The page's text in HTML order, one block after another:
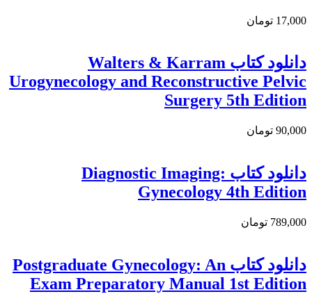
17,000 تومان
دانلود کتاب Walters & Karram
Urogynecology and Reconstructive Pelvic
Surgery 5th Edition
90,000 تومان
دانلود کتاب Diagnostic Imaging:
Gynecology 4th Edition
789,000 تومان
دانلود کتاب Postgraduate Gynecology: An
Exam Preparatory Manual 1st Edition